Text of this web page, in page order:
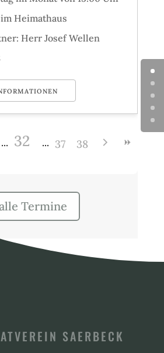
Heimathaus
Herr Josef Wellen
32 37 38
Termine
SAERBECK